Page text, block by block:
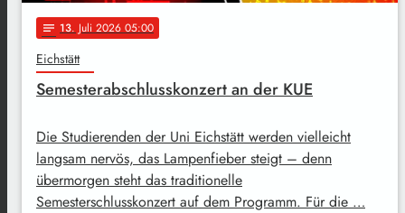
notes 13. Juli 2026 05:00
Eichstätt
Semesterabschlusskonzert an der KUE
Die Studierenden der Uni Eichstätt werden vielleicht
langsam nervös, das Lampenfieber steigt – denn
übermorgen steht das traditionelle
Semesterschlusskonzert auf dem Programm. Für die …